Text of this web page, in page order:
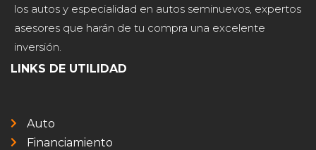
los autos y especialidad en autos seminuevos, expertos
asesores que harán de tu compra una excelente
inversión.
LINKS DE UTILIDAD
Auto
Financiamiento